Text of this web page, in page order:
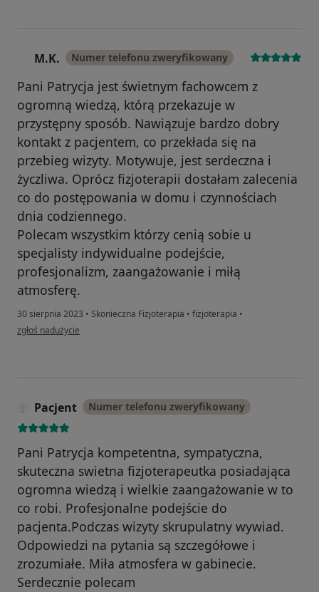
M.K. Numer telefonu zweryfikowany
Pani Patrycja jest świetnym fachowcem z
ogromną wiedzą, którą przekazuje w
przystępny sposób. Nawiązuje bardzo dobry
kontakt z pacjentem, co przekłada się na
przebieg wizyty. Motywuje, jest serdeczna i
życzliwa. Oprócz fizjoterapii dostałam zalecenia
co do postępowania w domu i czynnościach
dnia codziennego.
Polecam wszystkim którzy cenią sobie u
specjalisty indywidualne podejście,
profesjonalizm, zaangażowanie i miłą
atmosferę.
30 sierpnia 2023 • Skonieczna Fizjoterapia • fizjoterapia •
w opinii użytkownika M.K.
zgłoś nadużycie
Pacjent Numer telefonu zweryfikowany
Pani Patrycja kompetentna, sympatyczna,
skuteczna swietna fizjoterapeutka posiadająca
ogromna wiedzą i wielkie zaangażowanie w to
co robi. Profesjonalne podejście do
pacjenta.Podczas wizyty skrupulatny wywiad.
Odpowiedzi na pytania są szczegółowe i
zrozumiałe. Miła atmosfera w gabinecie.
Serdecznie polecam